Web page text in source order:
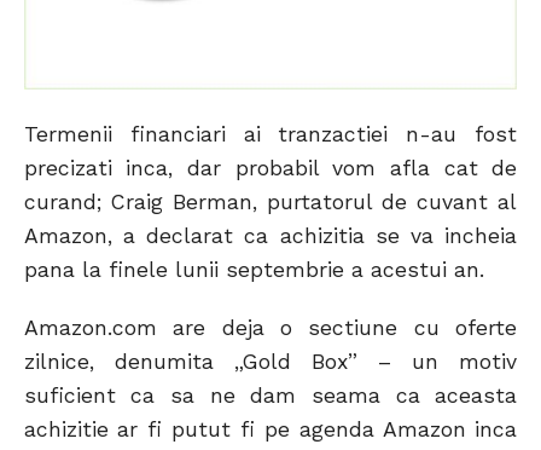
Termenii financiari ai tranzactiei n-au fost
precizati inca, dar probabil vom afla cat de
curand; Craig Berman, purtatorul de cuvant al
Amazon, a declarat ca achizitia se va incheia
pana la finele lunii septembrie a acestui an.
Amazon.com are deja o sectiune cu oferte
zilnice, denumita „Gold Box” – un motiv
suficient ca sa ne dam seama ca aceasta
achizitie ar fi putut fi pe agenda Amazon inca